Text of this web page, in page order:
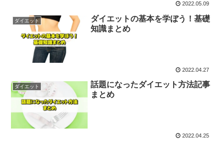
2022.05.09
ダイエット
ダイエットの基本を学ぼう！基礎
知識まとめ
2022.04.27
ダイエット
話題になったダイエット方法記事
まとめ
2022.04.25